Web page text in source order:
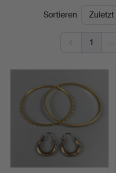
EndpreiseSortieren
1 …